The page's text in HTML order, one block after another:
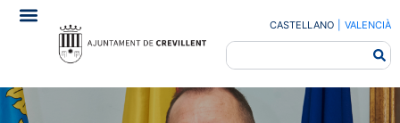
CASTELLANO VALENCIÀ